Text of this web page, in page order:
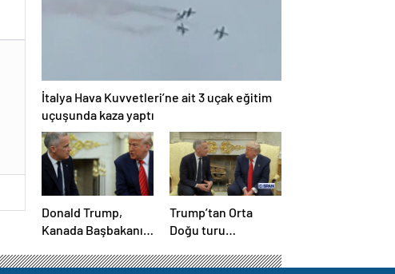
İtalya Hava Kuvvetleri’ne ait 3 uçak eğitim
uçuşunda kaza yaptı
Donald Trump,
Kanada Başbakanı
ağırladı
Trump’tan Orta
Doğu turu
Büyük bir duyuru